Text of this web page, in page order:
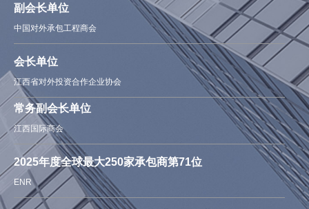
副会长单位
中国对外承包工程商会
会长单位
江西省对外投资合作企业协会
常务副会长单位
江西国际商会
2025年度全球最大250家承包商第71位
ENR